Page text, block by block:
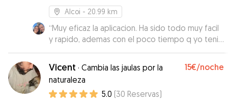
acudir en caso de volver a necesitar cuidados y
alojamiento para mi mascota por varios dias
Alcoi - 20.99 km
“Muy eficaz la aplicacion. Ha sido todo muy facil
y rapido, ademas con el poco tiempo q yo tenia.
Nayara ha sido una cuidadora estupenda, incluso
le hizo comida porque no queria el pienso.
Repetira seguro. ”
Vicent · Cambia las jaulas por la
naturaleza
15€/noche
5.0 (30 Reservas)